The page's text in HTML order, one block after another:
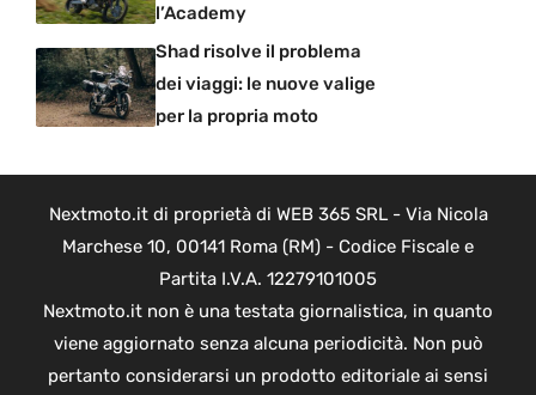
l’Academy
Shad risolve il problema
dei viaggi: le nuove valige
per la propria moto
Nextmoto.it di proprietà di WEB 365 SRL - Via Nicola
Marchese 10, 00141 Roma (RM) - Codice Fiscale e
Partita I.V.A. 12279101005
Nextmoto.it non è una testata giornalistica, in quanto
viene aggiornato senza alcuna periodicità. Non può
pertanto considerarsi un prodotto editoriale ai sensi